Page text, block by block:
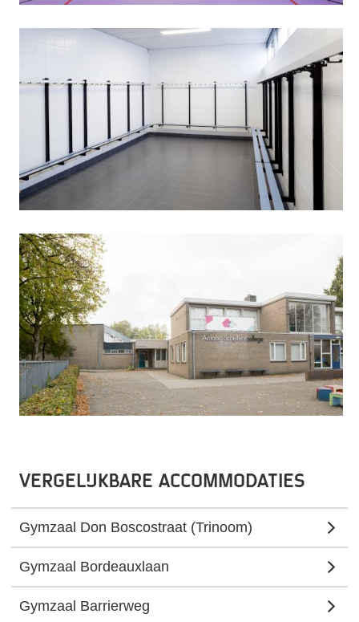
Vergelijkbare accommodaties
Gymzaal Don Boscostraat (Trinoom)
Gymzaal Bordeauxlaan
Gymzaal Barrierweg